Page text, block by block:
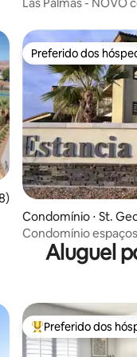
avaliação média de 5,
Preferido dos
Preferido dos
Condomínio ⋅ St.
Condomínio
incríveis!
Aluguel
Entre os melhores
Preferido dos